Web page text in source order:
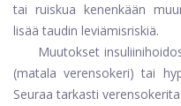
tai ruiskua kenenkään
lisää taudin leviämisriskiä.
Muutokset
(matala verensokeri) tai
Seuraa tarkasti